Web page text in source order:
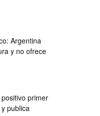
Argentina
y no ofrece
primer
publica